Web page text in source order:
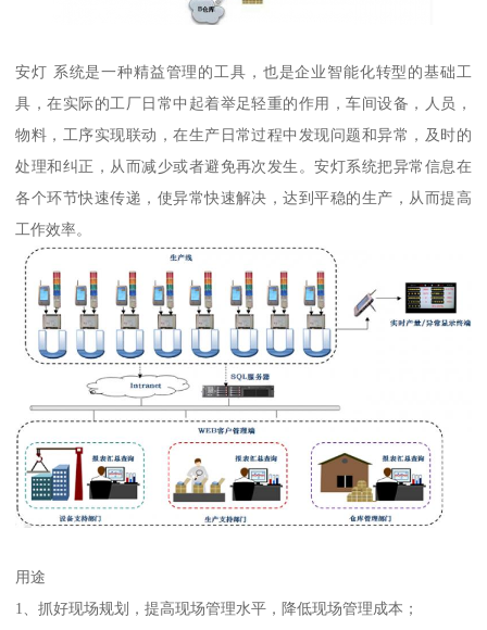
安灯 系统是一种精益管理的工具，也是企业智能化转型的基础工
具，在实际的工厂日常中起着举足轻重的作用，车间设备，人员，
物料，工序实现联动，在生产日常过程中发现问题和异常，及时的
处理和纠正，从而减少或者避免再次发生。安灯系统把异常信息在
各个环节快速传递，使异常快速解决，达到平稳的生产，从而提高
工作效率。
用途
1、抓好现场规划，提高现场管理水平，降低现场管理成本；